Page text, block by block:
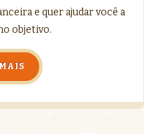
e quer ajudar você a
objetivo.